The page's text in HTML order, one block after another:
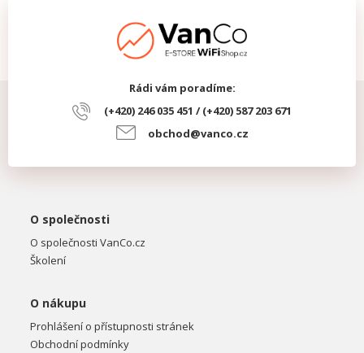
Rádi vám poradíme:
(+420) 246 035 451 / (+420) 587 203 671
obchod@vanco.cz
O společnosti
O společnosti VanCo.cz
Školení
O nákupu
Prohlášení o přístupnosti stránek
Obchodní podmínky